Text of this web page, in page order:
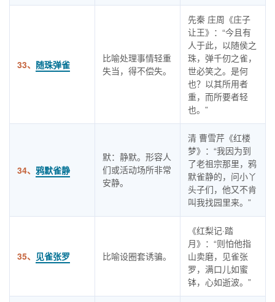
33、 随珠弹雀
比喻处理事情轻重
失当，得不偿失。
先秦 庄周《庄子
让王》：“今且有
人于此，以随侯之
珠，弹千仞之雀，
世必笑之。是何
也？以其所用者
重，而所要者轻
也。”
34、 鸦默雀静
默：静默。形容人
们或活动场所非常
安静。
清 曹雪芹《红楼
梦》：“我因为到
了老祖宗那里，鸦
默雀静的，问小丫
头子们，他又不肯
叫我找园里来。”
35、 见雀张罗 比喻设圈套诱骗。
《红梨记·踏
月》：“则怕他指
山卖磨，见雀张
罗，满口儿如蜜
钵，心如逝波。”